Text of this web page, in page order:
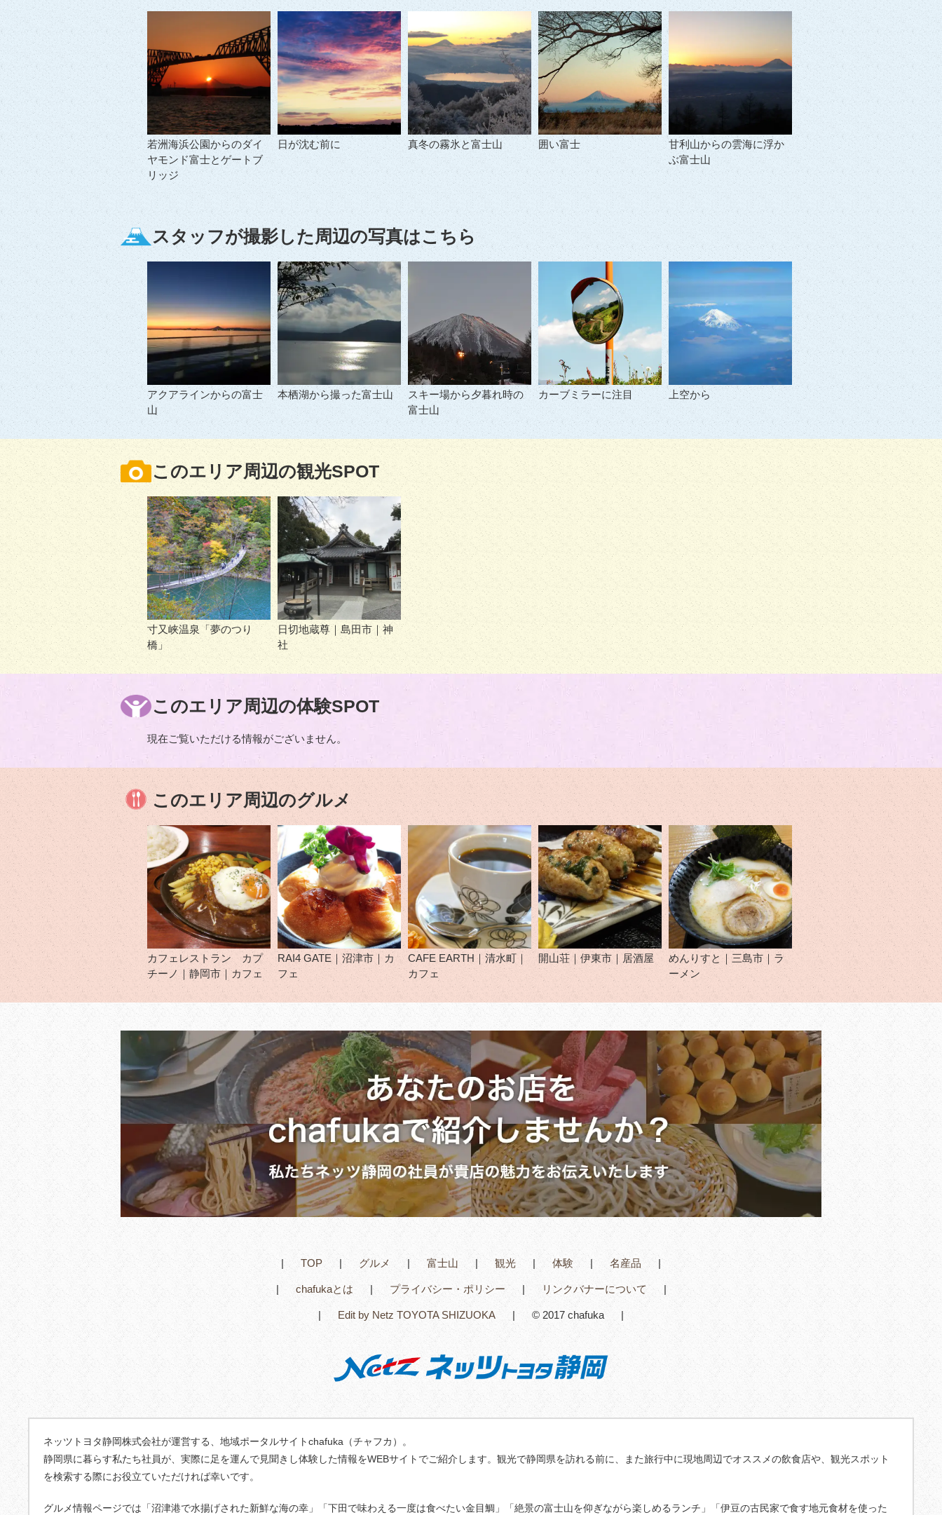
若洲海浜公園からのダイ
ヤモンド富士とゲートブ
リッジ
日が沈む前に 真冬の霧氷と富士山 囲い富士
甘利山からの雲海に浮か
ぶ富士山
スタッフが撮影した周辺の写真はこちら
アクアラインからの富士
山
本栖湖から撮った富士山
スキー場から夕暮れ時の
富士山
カーブミラーに注目 上空から
このエリア周辺の観光SPOT
寸又峡温泉「夢のつり
橋」
日切地蔵尊｜島田市｜神
社
このエリア周辺の体験SPOT
現在ご覧いただける情報がございません。
このエリア周辺のグルメ
カフェレストラン カプ
チーノ｜静岡市｜カフェ
RAI4 GATE｜沼津市｜カ
フェ
CAFE EARTH｜清水町｜
カフェ
開山荘｜伊東市｜居酒屋
めんりすと｜三島市｜ラ
ーメン
TOP グルメ 富士山 観光 体験 名産品
chafukaとは プライバシー・ポリシー リンクバナーについて
Edit by Netz TOYOTA SHIZUOKA © 2017 chafuka
ネッツトヨタ静岡株式会社が運営する、地域ポータルサイトchafuka（チャフカ）。
静岡県に暮らす私たち社員が、実際に足を運んで見聞きし体験した情報をWEBサイトでご紹介します。観光で静岡県を訪れる前に、また旅行中に現地周辺でオススメの飲食店や、観光スポット
を検索する際にお役立ていただければ幸いです。
グルメ情報ページでは「沼津港で水揚げされた新鮮な海の幸」「下田で味わえる一度は食べたい金目鯛」「絶景の富士山を仰ぎながら楽しめるランチ」「伊豆の古民家で食す地元食材を使った